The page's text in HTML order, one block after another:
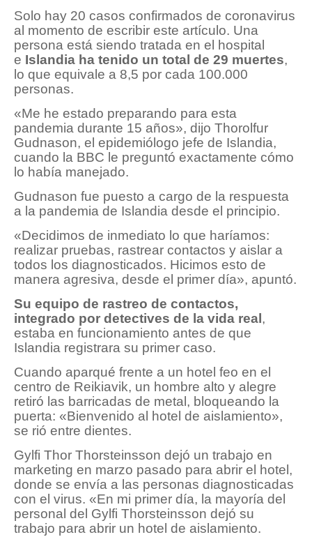
Solo hay 20 casos confirmados de coronavirus
al momento de escribir este artículo. Una
persona está siendo tratada en el hospital
e Islandia ha tenido un total de 29 muertes,
lo que equivale a 8,5 por cada 100.000
personas.
«Me he estado preparando para esta
pandemia durante 15 años», dijo Thorolfur
Gudnason, el epidemiólogo jefe de Islandia,
cuando la BBC le preguntó exactamente cómo
lo había manejado.
Gudnason fue puesto a cargo de la respuesta
a la pandemia de Islandia desde el principio.
«Decidimos de inmediato lo que haríamos:
realizar pruebas, rastrear contactos y aislar a
todos los diagnosticados. Hicimos esto de
manera agresiva, desde el primer día», apuntó.
Su equipo de rastreo de contactos,
integrado por detectives de la vida real ,
estaba en funcionamiento antes de que
Islandia registrara su primer caso.
Cuando aparqué frente a un hotel feo en el
centro de Reikiavik, un hombre alto y alegre
retiró las barricadas de metal, bloqueando la
puerta: «Bienvenido al hotel de aislamiento»,
se rió entre dientes.
Gylfi Thor Thorsteinsson dejó un trabajo en
marketing en marzo pasado para abrir el hotel,
donde se envía a las personas diagnosticadas
con el virus. «En mi primer día, la mayoría del
personal del Gylfi Thorsteinsson dejó su
trabajo para abrir un hotel de aislamiento.